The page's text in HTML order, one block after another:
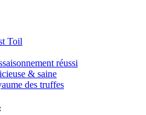
Toil
réussi
& saine
des truffes